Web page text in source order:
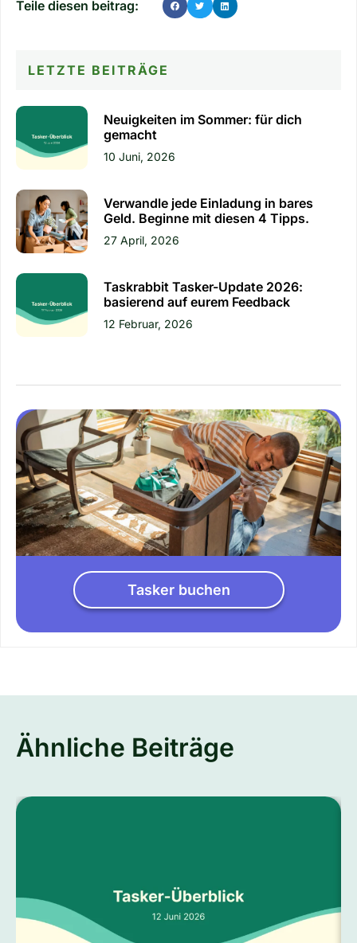
Teile diesen beitrag:
LETZTE BEITRÄGE
Neuigkeiten im Sommer: für dich
gemacht
10 Juni, 2026
Verwandle jede Einladung in bares
Geld. Beginne mit diesen 4 Tipps.
27 April, 2026
Taskrabbit Tasker-Update 2026:
basierend auf eurem Feedback
12 Februar, 2026
Tasker buchen
Ähnliche Beiträge